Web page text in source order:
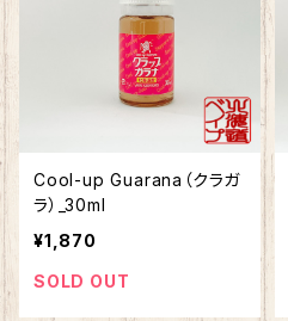
Cool-up Guarana（クラガ
ラ）_30ml
¥1,870
SOLD OUT